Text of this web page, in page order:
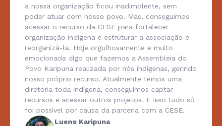
a nossa organização ficou inadimplente, sem
poder atuar com nosso povo. Mas, conseguimos
acessar o recurso da CESE para fortalecer
organização indígena e estruturar a associação e
reorganizá-la. Hoje orgulhosamente e muito
emocionada digo que fazemos a Assembleia do
Povo Karipuna realizada por nós indígenas, gerindo
nosso próprio recurso. Atualmente temos uma
diretoria toda indígena, conseguimos captar
recursos e acessar outros projetos. E isso tudo só
foi possível por causa da parceria com a CESE.
Luene Karipuna